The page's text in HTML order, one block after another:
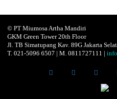
© PT Miumosa Artha Mandiri
GKM Green Tower 20th Floor
Jl. TB Simatupang Kav. 89G Jakarta
T. 021-5096 6507 | M. 0811727111 |